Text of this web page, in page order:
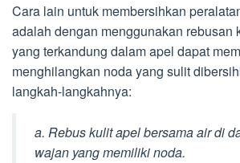
Cara lain untuk membersihkan
adalah dengan menggunakan rebusan
yang terkandung dalam apel dapat
menghilangkan noda yang sulit
langkah-langkahnya:
a. Rebus kulit apel bersama air di
wajan yang memiliki noda.